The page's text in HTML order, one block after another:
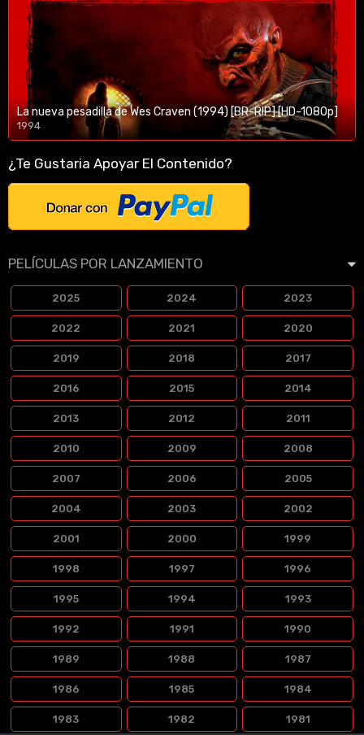
La nueva pesadilla de Wes Craven (1994) [BR-RIP] [HD-1080p]
1994
1080p/720p
¿Te Gustaria Apoyar El Contenido?
PELÍCULAS POR LANZAMIENTO
2025 2024 2023
2022 2021 2020
2019 2018 2017
2016 2015 2014
2013 2012 2011
2010 2009 2008
2007 2006 2005
2004 2003 2002
2001 2000 1999
1998 1997 1996
1995 1994 1993
1992 1991 1990
1989 1988 1987
1986 1985 1984
1983 1982 1981